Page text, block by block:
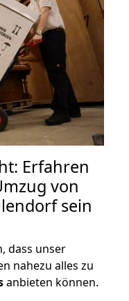
Erfahren
von
sein
dass unser
nahezu alles zu
anbieten können.